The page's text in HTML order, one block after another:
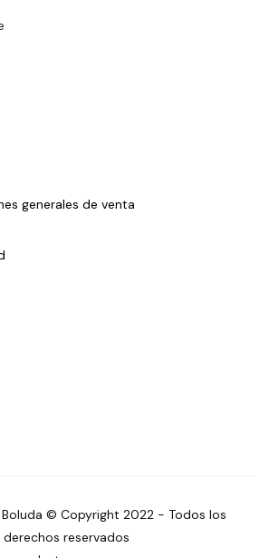
generales de venta
Boluda © Copyright 2022 - Todos los
derechos reservados